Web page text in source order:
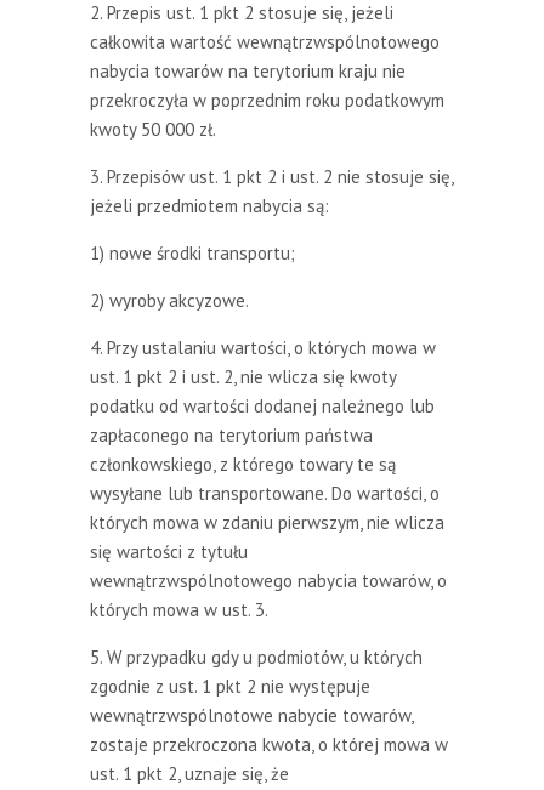
2. Przepis ust. 1 pkt 2 stosuje się, jeżeli
całkowita wartość wewnątrzwspólnotowego
nabycia towarów na terytorium kraju nie
przekroczyła w poprzednim roku podatkowym
kwoty 50 000 zł.
3. Przepisów ust. 1 pkt 2 i ust. 2 nie stosuje się,
jeżeli przedmiotem nabycia są:
1) nowe środki transportu;
2) wyroby akcyzowe.
4. Przy ustalaniu wartości, o których mowa w
ust. 1 pkt 2 i ust. 2, nie wlicza się kwoty
podatku od wartości dodanej należnego lub
zapłaconego na terytorium państwa
członkowskiego, z którego towary te są
wysyłane lub transportowane. Do wartości, o
których mowa w zdaniu pierwszym, nie wlicza
się wartości z tytułu
wewnątrzwspólnotowego nabycia towarów, o
których mowa w ust. 3.
5. W przypadku gdy u podmiotów, u których
zgodnie z ust. 1 pkt 2 nie występuje
wewnątrzwspólnotowe nabycie towarów,
zostaje przekroczona kwota, o której mowa w
ust. 1 pkt 2, uznaje się, że